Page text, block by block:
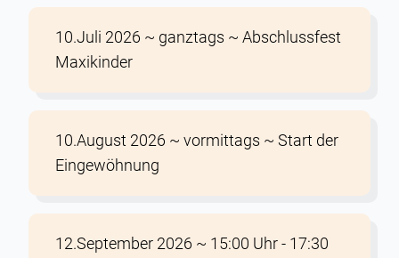
10.Juli 2026 ~ ganztags ~ Abschlussfest
Maxikinder
10.August 2026 ~ vormittags ~ Start der
Eingewöhnung
12.September 2026 ~ 15:00 Uhr - 17:30